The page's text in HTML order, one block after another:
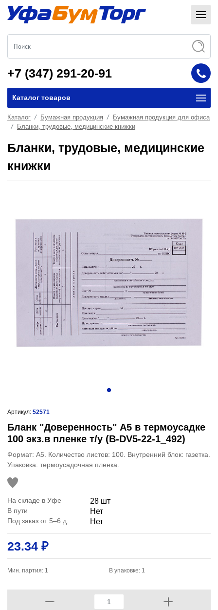
+7 (347) 291-20-91
Каталог товаров
Каталог Бумажная продукция
Бумажная продукция для офиса
Бланки, трудовые, медицинские книжки
Бланки, трудовые, медицинские
книжки
Артикул: 52571
Бланк "Доверенность" А5 в термоусадке
100 экз.в пленке т/у (B-DV5-22-1_492)
Формат: А5. Количество листов: 100. Внутренний блок: газетка.
Упаковка: термоусадочная пленка.
На складе в Уфе 28 шт
В пути Нет
Под заказ от 5–6 д. Нет
23.34 ₽
Мин. партия: 1 В упаковке: 1